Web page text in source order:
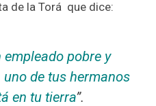
de la Torá que dice:
pobre y
de tus hermanos
en tu tierra”.